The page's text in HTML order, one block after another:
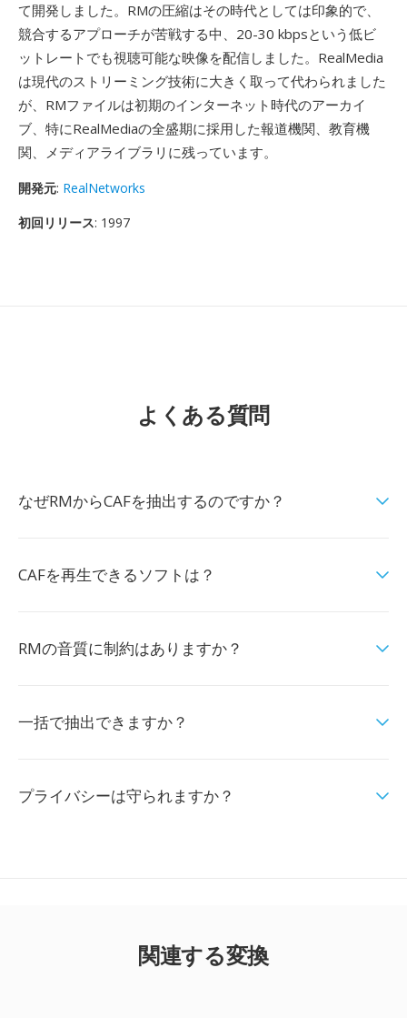
て開発しました。RMの圧縮はその時代としては印象的で、
競合するアプローチが苦戦する中、20-30 kbpsという低ビ
ットレートでも視聴可能な映像を配信しました。RealMedia
は現代のストリーミング技術に大きく取って代わられました
が、RMファイルは初期のインターネット時代のアーカイ
ブ、特にRealMediaの全盛期に採用した報道機関、教育機
関、メディアライブラリに残っています。
開発元: RealNetworks
初回リリース: 1997
よくある質問
なぜRMからCAFを抽出するのですか？
CAFを再生できるソフトは？
RMの音質に制約はありますか？
一括で抽出できますか？
プライバシーは守られますか？
関連する変換